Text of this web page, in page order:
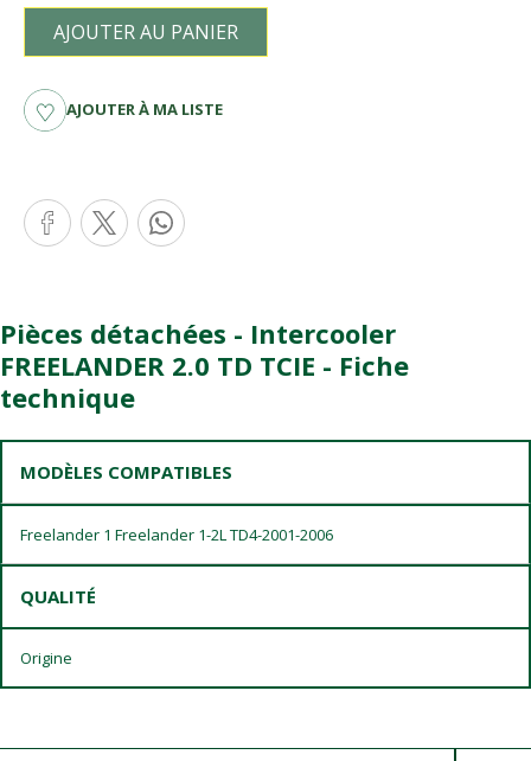
AJOUTER AU PANIER
AJOUTER À MA LISTE
Pièces détachées - Intercooler
FREELANDER 2.0 TD TCIE - Fiche
technique
MODÈLES COMPATIBLES
Freelander 1 Freelander 1-2L TD4-2001-2006
QUALITÉ
Origine